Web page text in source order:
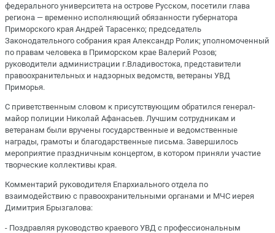
федерального университета на острове Русском, посетили глава
региона — временно исполняющий обязанности губернатора
Приморского края Андрей Тарасенко; председатель
Законодательного собрания края Александр Ролик; уполномоченный
по правам человека в Приморском крае Валерий Розов;
руководители администрации г.Владивостока, представители
правоохранительных и надзорных ведомств, ветераны УВД
Приморья.
С приветственным словом к присутствующим обратился генерал-
майор полиции Николай Афанасьев. Лучшим сотрудникам и
ветеранам были вручены государственные и ведомственные
награды, грамоты и благодарственные письма. Завершилось
мероприятие праздничным концертом, в котором приняли участие
творческие коллективы края.
Комментарий руководителя Епархиального отдела по
взаимодействию с правоохранительными органами и МЧС иерея
Димитрия Брызгалова:
- Поздравляя руководство краевого УВД с профессиональным